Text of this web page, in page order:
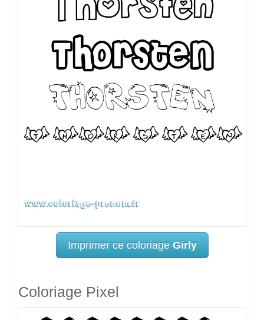
Imprimer ce coloriage Girly
Coloriage Pixel